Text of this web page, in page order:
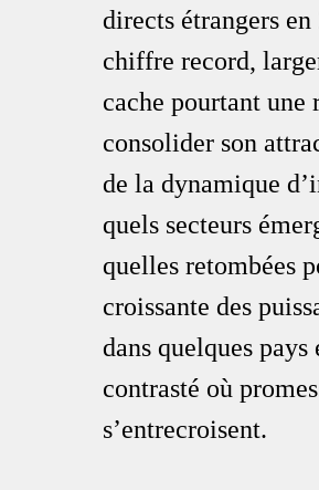
directs étrangers
chiffre record,
cache pourtant une
consolider son
de la dynamique
quels secteurs
quelles retombées
croissante des
dans quelques pays
contrasté où
s’entrecroisent.